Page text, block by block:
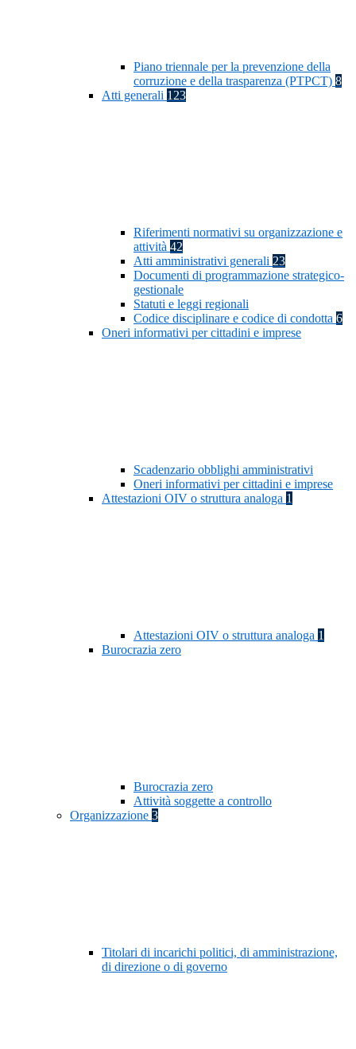
Piano triennale per la prevenzione della
corruzione e della trasparenza (PTPCT) 8
Atti generali 123
Riferimenti normativi su organizzazione e
attività 42
Atti amministrativi generali 23
Documenti di programmazione strategico-
gestionale
Statuti e leggi regionali
Codice disciplinare e codice di condotta 6
Oneri informativi per cittadini e imprese
Scadenzario obblighi amministrativi
Oneri informativi per cittadini e imprese
Attestazioni OIV o struttura analoga 1
Attestazioni OIV o struttura analoga 1
Burocrazia zero
Burocrazia zero
Attività soggette a controllo
Organizzazione 3
Titolari di incarichi politici, di amministrazione,
di direzione o di governo